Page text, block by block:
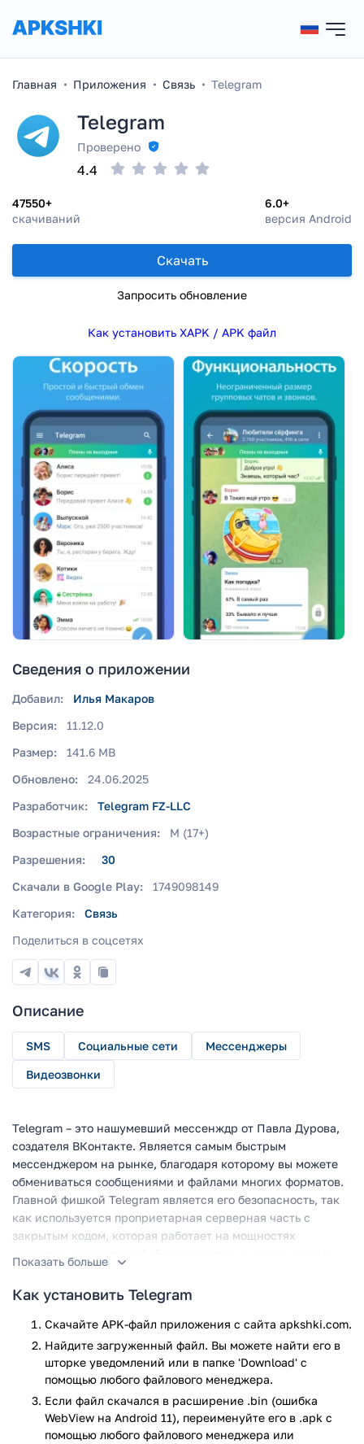
Главная Приложения Связь Telegram
Telegram
Проверено
47550+
скачиваний
6.0+
версия Android
4.4
Скачать
Запросить обновление
Как установить XAPK / APK файл
Сведения о приложении
Добавил:
Илья Макаров
Версия:
11.12.0
Размер:
141.6 MB
Обновлено:
24.06.2025
Разработчик:
Telegram FZ-LLC
Возрастные ограничения:
M (17+)
Разрешения:
30
Скачали в Google Play:
1749098149
Категория:
Связь
Поделиться в соцсетях
Описание
SMS Социальные сети Мессенджеры
Видеозвонки
Telegram – это нашумевший мессенждр от Павла Дурова,
создателя ВКонтакте. Является самым быстрым
мессенджером на рынке, благодаря которому вы можете
обмениваться сообщениями и файлами многих форматов.
Главной фишкой Telegram является его безопасность, так
как используется проприетарная серверная часть с
закрытым кодом, которая работает на мощностях
Скорость работы
Telegram является самым быстрым мессенджером на
рынке, который объединяет более 400 миллионов людей
по всему миру через специальную распределенную сеть
центров обработки данных.
Кроссплатформенность
Показать больше
Как установить Telegram
Скачайте APK-файл приложения с сайта apkshki.com.
Найдите загруженный файл. Вы можете найти его в
шторке уведомлений или в папке 'Download' с
помощью любого файлового менеджера.
Если файл скачался в расширение .bin (ошибка
WebView на Android 11), переименуйте его в .apk с
помощью любого файлового менеджера или